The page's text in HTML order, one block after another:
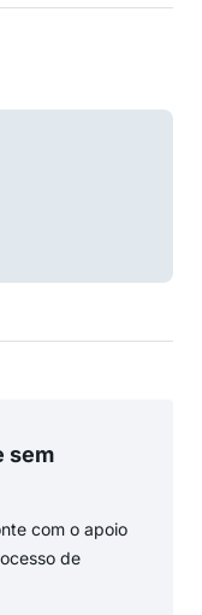
sem
com o apoio
de